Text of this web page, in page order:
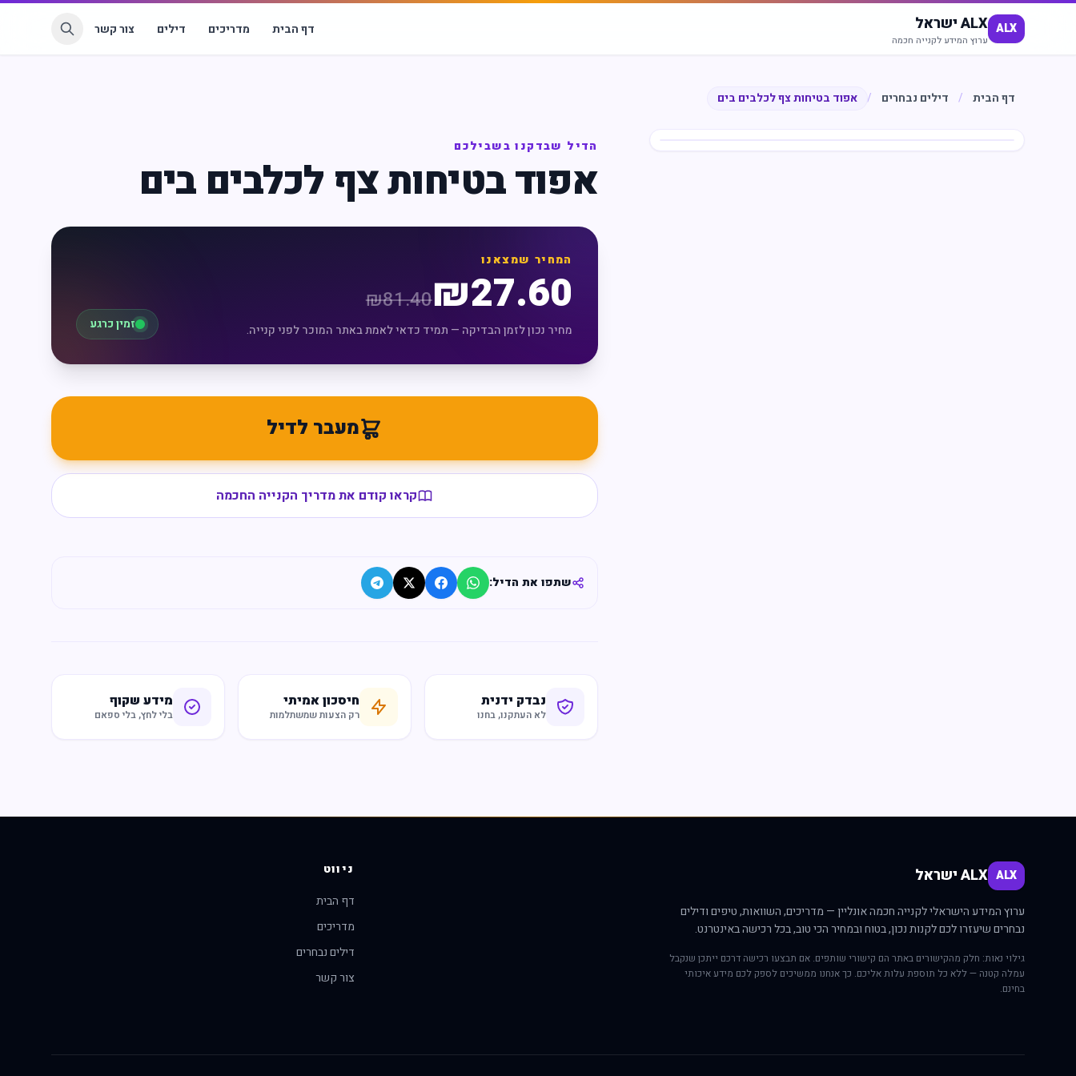
ALX ALX ישראל
ערוץ המידע לקנייה חכמה
דף הבית מדריכים דילים צור קשר
דף הבית / דילים נבחרים / אפוד בטיחות צף לכלבים בים
הדיל שבדקנו בשבילכם
אפוד בטיחות צף לכלבים בים
המחיר שמצאנו
₪27.60
₪81.40
מחיר נכון לזמן הבדיקה — תמיד כדאי לאמת באתר המוכר לפני קנייה. זמין כרגע
מעבר לדיל
קראו קודם את מדריך הקנייה החכמה
שתפו את הדיל:
נבדק ידנית
לא העתקנו, בחנו
חיסכון אמיתי
רק הצעות שמשתלמות
מידע שקוף
בלי לחץ, בלי ספאם
ALX ALX ישראל
ערוץ המידע הישראלי לקנייה חכמה אונליין — מדריכים, השוואות, טיפים ודילים
נבחרים שיעזרו לכם לקנות נכון, בטוח ובמחיר הכי טוב, בכל רכישה באינטרנט.
גילוי נאות: חלק מהקישורים באתר הם קישורי שותפים. אם תבצעו רכישה דרכם ייתכן שנקבל
עמלה קטנה — ללא כל תוספת עלות אליכם. כך אנחנו ממשיכים לספק לכם מידע איכותי
בחינם.
ניווט
דף הבית
מדריכים
דילים נבחרים
צור קשר